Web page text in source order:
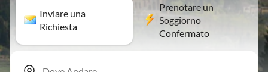
Inviare una
Richiesta
Prenotare un
Soggiorno
Confermato